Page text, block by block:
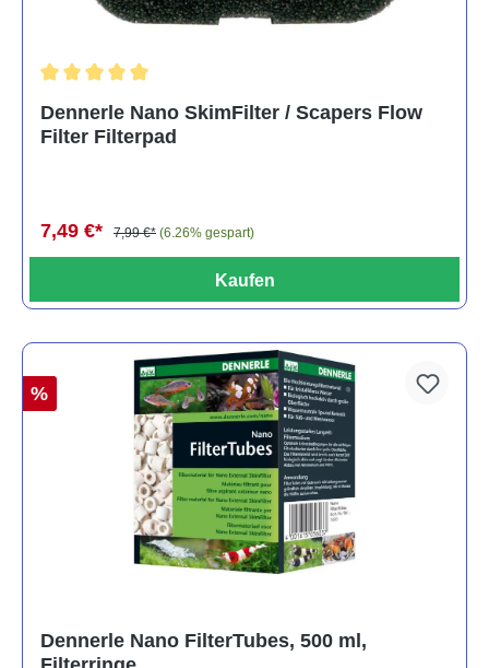
Dennerle Nano SkimFilter / Scapers Flow
Filter Filterpad
7,49 €* 7,99 €* (6.26% gespart)
Kaufen
%
Dennerle Nano FilterTubes, 500 ml,